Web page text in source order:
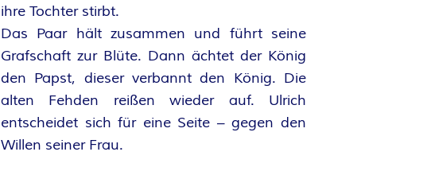
ihre Tochter stirbt.
Das Paar hält zusammen und führt seine
Grafschaft zur Blüte. Dann ächtet der König
den Papst, dieser verbannt den König. Die
alten Fehden reißen wieder auf. Ulrich
entscheidet sich für eine Seite – gegen den
Willen seiner Frau.